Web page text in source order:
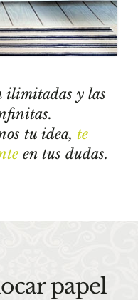
ilimitadas y las
tu idea, te
en tus dudas.
papel